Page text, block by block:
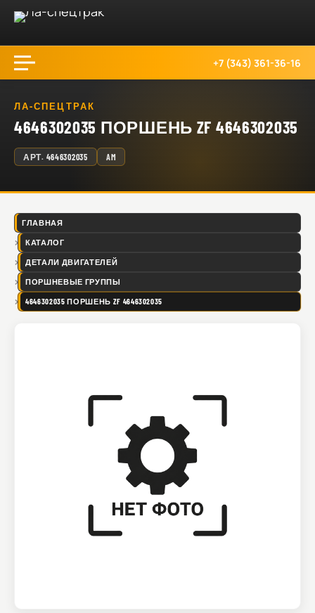
+7 (343) 361-36-16
ЛА-СПЕЦТРАК
4646302035 ПОРШЕНЬ ZF 4646302035
АРТ. 4646302035 AM
ГЛАВНАЯ
КАТАЛОГ
ДЕТАЛИ ДВИГАТЕЛЕЙ
ПОРШНЕВЫЕ ГРУППЫ
4646302035 ПОРШЕНЬ ZF 4646302035